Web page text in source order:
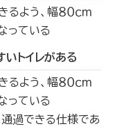
よう、幅８０ｃｍ
っている
トイレがある
よう、幅８０ｃｍ
っている
過できる仕様であ